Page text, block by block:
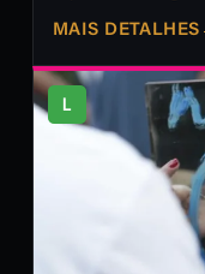
MAIS DETALHES
L